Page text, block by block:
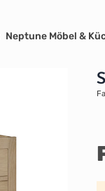
Neptune Möbel &